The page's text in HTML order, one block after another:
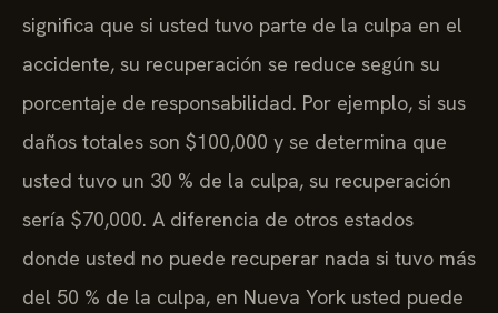
significa que si usted tuvo parte de la culpa en el
accidente, su recuperación se reduce según su
porcentaje de responsabilidad. Por ejemplo, si sus
daños totales son $100,000 y se determina que
usted tuvo un 30 % de la culpa, su recuperación
sería $70,000. A diferencia de otros estados
donde usted no puede recuperar nada si tuvo más
del 50 % de la culpa, en Nueva York usted puede